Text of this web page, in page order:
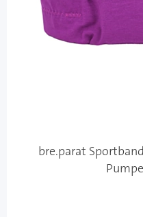
bre.parat